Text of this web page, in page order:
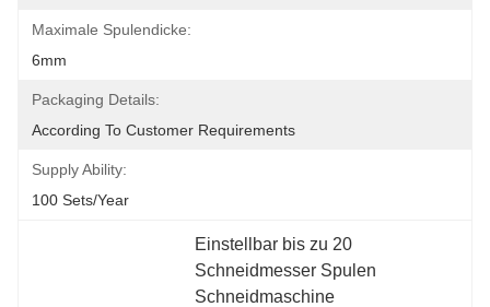
Maximale Spulendicke:
6mm
Packaging Details:
According To Customer Requirements
Supply Ability:
100 Sets/year
Einstellbar bis zu 20
Schneidmesser Spulen
Schneidmaschine